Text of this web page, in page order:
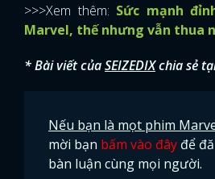
>>>Xem thêm: Sức mạnh
Marvel, thế nhưng vẫn thua
* Bài viết củaSEIZEDIXchia sẻ
Nếu bạn là mọt phim
mời bạn bấm vào đây để
bàn luận cùng mọi người.